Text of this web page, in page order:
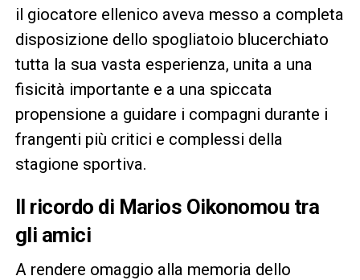
il giocatore ellenico aveva messo a completa
disposizione dello spogliatoio blucerchiato
tutta la sua vasta esperienza, unita a una
fisicità importante e a una spiccata
propensione a guidare i compagni durante i
frangenti più critici e complessi della
stagione sportiva.
Il ricordo di Marios Oikonomou tra
gli amici
A rendere omaggio alla memoria dello